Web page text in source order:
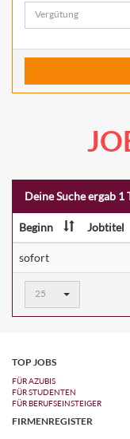
Vergütung
Deine Suche ergab 1
Beginn Jobtitel
sofort
Ergebnisse
Seite:
25
TOP JOBS
FÜR AZUBIS
FÜR STUDENTEN
FÜR BERUFSEINSTEIGER
FIRMENREGISTER